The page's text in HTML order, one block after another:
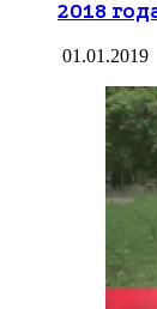
2018
01.01.2019